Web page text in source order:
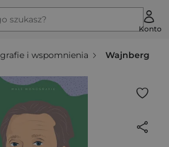
szukasz?
Konto
i wspomnienia Wajnberg